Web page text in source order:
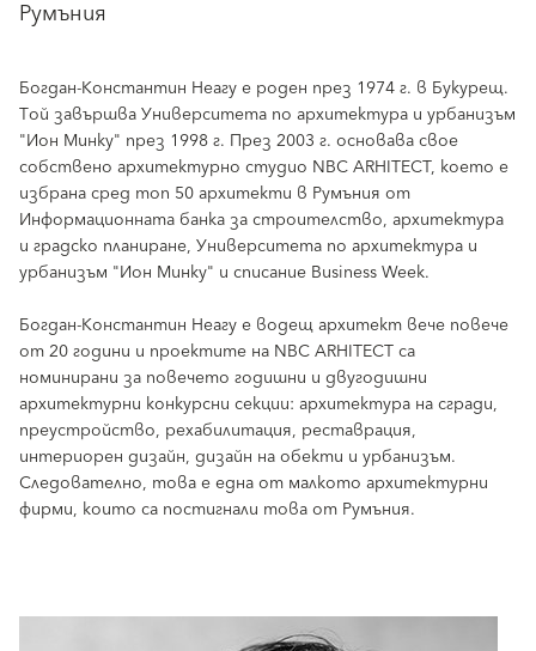
Румъния
Богдан-Константин Неагу е роден през 1974 г. в Букурещ.
Той завършва Университета по архитектура и урбанизъм
"Ион Минку" през 1998 г. През 2003 г. основава своe
собствено архитектурно студио NBC ARHITECT, което е
избрана сред топ 50 архитекти в Румъния от
Информационната банка за строителство, архитектура
и градско планиране, Университета по архитектура и
урбанизъм "Ион Минку" и списание Business Week.
Богдан-Константин Неагу е водещ архитект вече повече
от 20 години и проектите на NBC ARHITECT са
номинирани за повечето годишни и двугодишни
архитектурни конкурсни секции: архитектура на сгради,
преустройство, рехабилитация, реставрация,
интериорен дизайн, дизайн на обекти и урбанизъм.
Следователно, това е една от малкото архитектурни
фирми, които са постигнали това от Румъния.